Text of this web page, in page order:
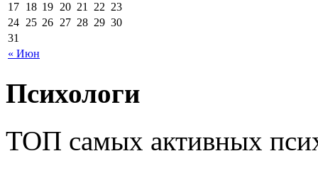
« Июн
17 18 19 20 21 22 23
24 25 26 27 28 29 30
31
Психологи
ТОП самых активных